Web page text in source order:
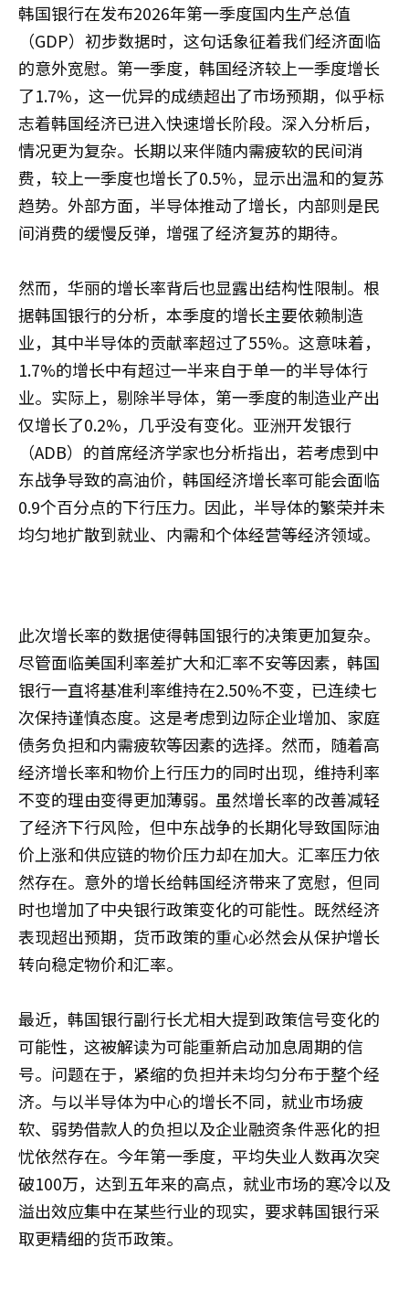
韩国银行在发布2026年第一季度国内生产总值
（GDP）初步数据时，这句话象征着我们经济面临
的意外宽慰。第一季度，韩国经济较上一季度增长
了1.7%，这一优异的成绩超出了市场预期，似乎标
志着韩国经济已进入快速增长阶段。深入分析后，
情况更为复杂。长期以来伴随内需疲软的民间消
费，较上一季度也增长了0.5%，显示出温和的复苏
趋势。外部方面，半导体推动了增长，内部则是民
间消费的缓慢反弹，增强了经济复苏的期待。
然而，华丽的增长率背后也显露出结构性限制。根
据韩国银行的分析，本季度的增长主要依赖制造
业，其中半导体的贡献率超过了55%。这意味着，
1.7%的增长中有超过一半来自于单一的半导体行
业。实际上，剔除半导体，第一季度的制造业产出
仅增长了0.2%，几乎没有变化。亚洲开发银行
（ADB）的首席经济学家也分析指出，若考虑到中
东战争导致的高油价，韩国经济增长率可能会面临
0.9个百分点的下行压力。因此，半导体的繁荣并未
均匀地扩散到就业、内需和个体经营等经济领域。
此次增长率的数据使得韩国银行的决策更加复杂。
尽管面临美国利率差扩大和汇率不安等因素，韩国
银行一直将基准利率维持在2.50%不变，已连续七
次保持谨慎态度。这是考虑到边际企业增加、家庭
债务负担和内需疲软等因素的选择。然而，随着高
经济增长率和物价上行压力的同时出现，维持利率
不变的理由变得更加薄弱。虽然增长率的改善减轻
了经济下行风险，但中东战争的长期化导致国际油
价上涨和供应链的物价压力却在加大。汇率压力依
然存在。意外的增长给韩国经济带来了宽慰，但同
时也增加了中央银行政策变化的可能性。既然经济
表现超出预期，货币政策的重心必然会从保护增长
转向稳定物价和汇率。
最近，韩国银行副行长尤相大提到政策信号变化的
可能性，这被解读为可能重新启动加息周期的信
号。问题在于，紧缩的负担并未均匀分布于整个经
济。与以半导体为中心的增长不同，就业市场疲
软、弱势借款人的负担以及企业融资条件恶化的担
忧依然存在。今年第一季度，平均失业人数再次突
破100万，达到五年来的高点，就业市场的寒冷以及
溢出效应集中在某些行业的现实，要求韩国银行采
取更精细的货币政策。